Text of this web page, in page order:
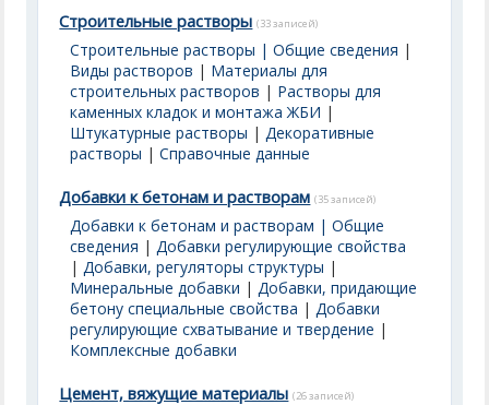
Строительные растворы (33 записей)
Строительные растворы | Общие сведения |
Виды растворов | Материалы для
строительных растворов | Растворы для
каменных кладок и монтажа ЖБИ |
Штукатурные растворы |Декоративные
растворы |Справочные данные
Добавки к бетонам и растворам (35 записей)
Добавки к бетонам и растворам | Общие
сведения |Добавки регулирующие свойства
|Добавки, регуляторы структуры |
Минеральные добавки |Добавки, придающие
бетону специальные свойства |Добавки
регулирующие схватывание и твердение |
Комплексные добавки
Цемент, вяжущие материалы (26 записей)